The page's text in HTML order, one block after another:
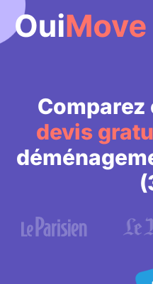
contenu
Comparez
devis